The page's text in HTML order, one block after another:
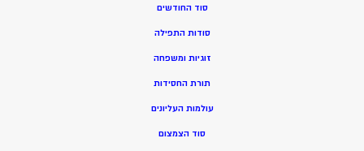
סוד החודשים
סודות התפילה
זוגיות ומשפחה
תורת החסידות
עולמות העליונים
סוד הצמצום